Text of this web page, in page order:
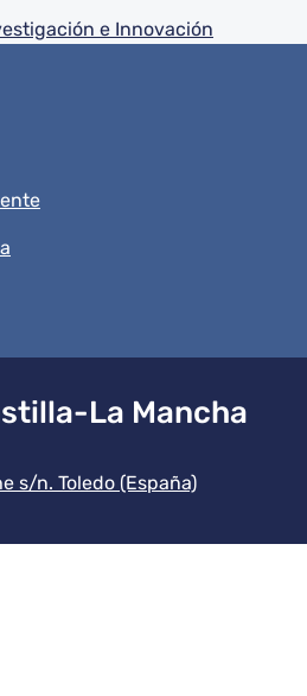
e Innovación
La Mancha
institución
s/n. Toledo (España)